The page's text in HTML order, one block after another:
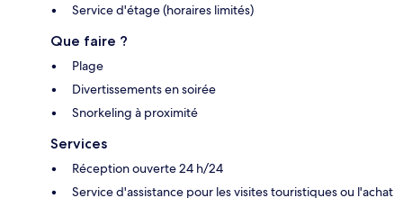
Service d'étage (horaires limités)
Que faire ?
Plage
Divertissements en soirée
Snorkeling à proximité
Services
Réception ouverte 24 h/24
Service d'assistance pour les visites touristiques ou l'achat